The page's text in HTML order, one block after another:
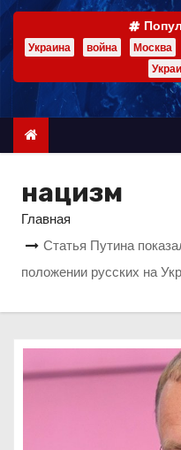
ж
м
Украина война Москва
нацизм
Главная
Статья Путина
положении русских на